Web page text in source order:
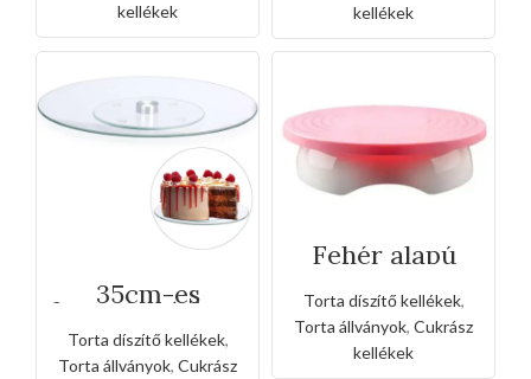
kellékek
kellékek
35cm-es
forgatható üveg
torta állvány
Torta díszítő kellékek,
Torta állványok, Cukrász
Fehér alapú
rózsaszín
forgathatós
torta állvány
Torta díszítő kellékek,
Torta állványok, Cukrász
kellékek